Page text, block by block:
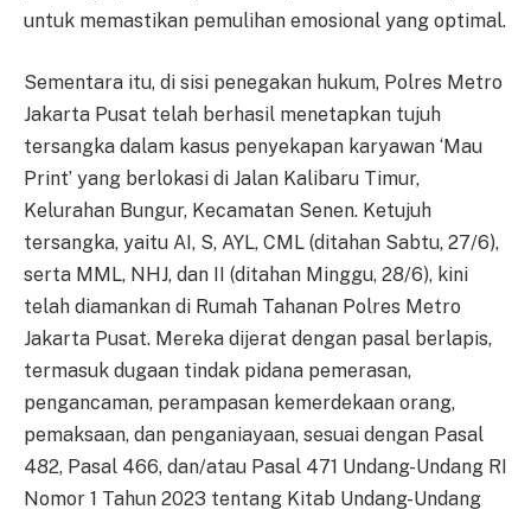
untuk memastikan pemulihan emosional yang optimal.
Sementara itu, di sisi penegakan hukum, Polres Metro
Jakarta Pusat telah berhasil menetapkan tujuh
tersangka dalam kasus penyekapan karyawan ‘Mau
Print’ yang berlokasi di Jalan Kalibaru Timur,
Kelurahan Bungur, Kecamatan Senen. Ketujuh
tersangka, yaitu AI, S, AYL, CML (ditahan Sabtu, 27/6),
serta MML, NHJ, dan II (ditahan Minggu, 28/6), kini
telah diamankan di Rumah Tahanan Polres Metro
Jakarta Pusat. Mereka dijerat dengan pasal berlapis,
termasuk dugaan tindak pidana pemerasan,
pengancaman, perampasan kemerdekaan orang,
pemaksaan, dan penganiayaan, sesuai dengan Pasal
482, Pasal 466, dan/atau Pasal 471 Undang-Undang RI
Nomor 1 Tahun 2023 tentang Kitab Undang-Undang